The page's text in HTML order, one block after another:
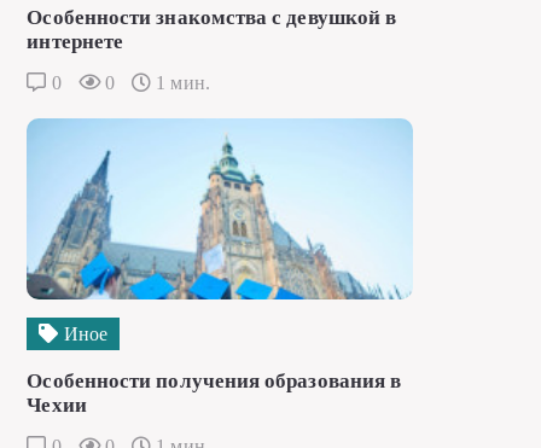
Особенности знакомства с девушкой в
интернете
0 0 1 мин.
Иное
Особенности получения образования в
Чехии